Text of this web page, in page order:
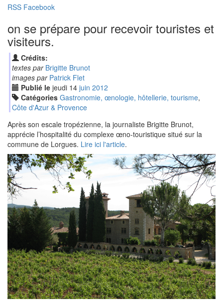
RSS Facebook
on se prépare pour recevoir touristes et
visiteurs.
Crédits:
textes par Brigitte Brunot
images par Patrick Flet
Publié le jeudi 14 juin 2012
Catégories Gastronomie, œnologie, hôtellerie, tourisme,
Côte d'Azur & Provence
Après son escale tropézienne, la journaliste Brigitte Brunot,
apprécie l’hospitalité du complexe œno-touristique situé sur la
commune de Lorgues. Lire ici l'article.